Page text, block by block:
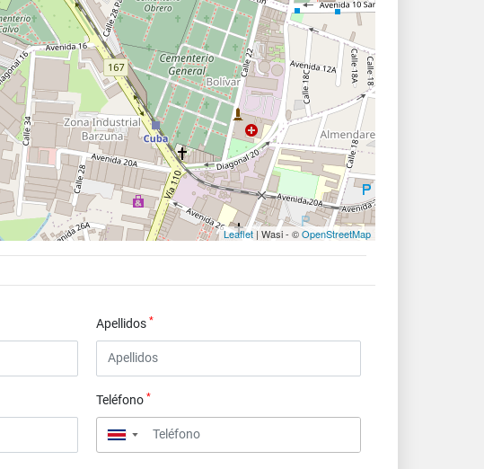
Leaflet | Wasi - ©OpenStreetMap
Apellidos *
Teléfono *
▼